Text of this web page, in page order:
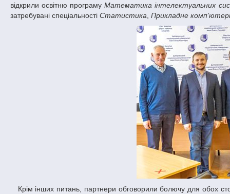
відкрили освітню програмуМатематика інтелектуальних
затребувані спеціальності Статистика Прикладне
Крім інших питань, партнери обговорили болючу для обох сторін проблему відтоку кадрів за кордон, на що Максим Почебут зауважив, що